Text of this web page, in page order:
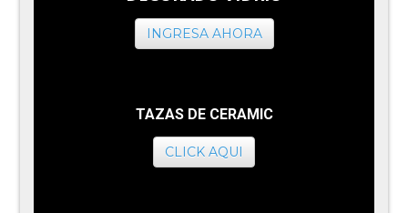
INGRESA AHORA
TAZAS DE CERAMIC
CLICK AQUI